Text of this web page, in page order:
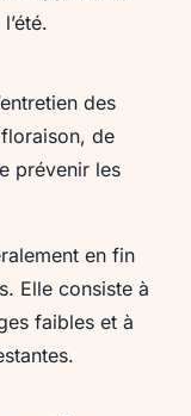
des
de
prévenir les
en fin
Elle consiste à
faibles et à